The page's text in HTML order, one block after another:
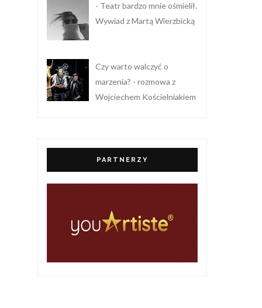
- Teatr bardzo mnie ośmielił.
Wywiad z Martą Wierzbicką
Czy warto walczyć o
marzenia? - rozmowa z
Wojciechem Kościelniakiem
PARTNERZY